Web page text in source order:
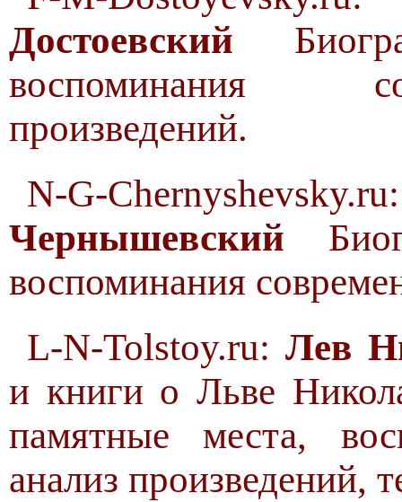
Достоевский
воспоминания
произведений.
N-G-
Чернышевский
воспоминания
L-N-Tolstoy.ru:Лев
и книги о Льве
памятные места,
анализ произведений,